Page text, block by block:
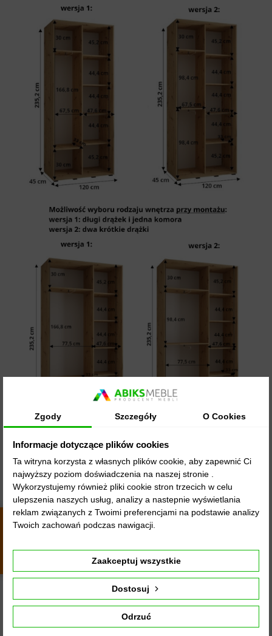
Detale:
Zgody Szczegóły O Cookies
Informacje dotyczące plików cookies
Ta witryna korzysta z własnych plików cookie, aby zapewnić Ci
najwyższy poziom doświadczenia na naszej stronie .
Wykorzystujemy również pliki cookie stron trzecich w celu
ulepszenia naszych usług, analizy a nastepnie wyświetlania
reklam związanych z Twoimi preferencjami na podstawie analizy
Twoich zachowań podczas nawigacji.
Odrzuć
Dostosuj
Zaakceptuj wszystkie
4.9
z całego